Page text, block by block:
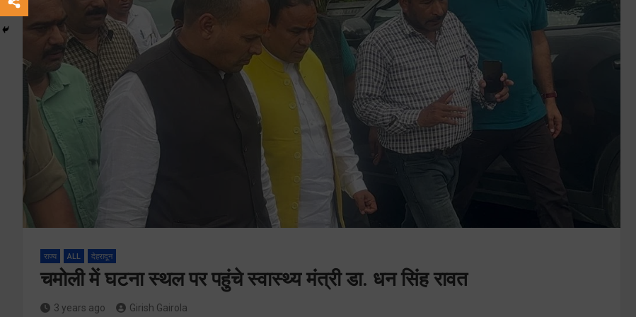
राज्य ALL देहरादून
चमोली में घटना स्थल पर पहुंचे स्वास्थ्य मंत्री डा. धन सिंह रावत
3 years ago Girish Gairola